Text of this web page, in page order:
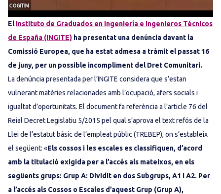
ElInstituto de Graduados en Ingeniería e Ingenieros Técnicos
de España (INGITE) ha presentat una denúncia davant la
Comissió Europea, que ha estat admesa a tràmit el passat 16
de juny, per un possible incompliment del Dret Comunitari.
La denúncia presentada per l’INGITE considera que s’estan
vulnerant matèries relacionades amb l’ocupació, afers socials i
igualtat d’oportunitats. El document fa referència a l’article 76 del
Reial Decret Legislatiu 5/2015 pel qual s’aprova el text refós de la
Llei de l’estatut bàsic de l’empleat públic (TREBEP), on s’estableix
el següent: «Els cossos i les escales es classifiquen, d’acord
amb la titulació exigida per a l’accés als mateixos, en els
següents grups: Grup A: Dividit en dos Subgrups, A1 i A2. Per
a l’accés als Cossos o Escales d’aquest Grup (Grup A),